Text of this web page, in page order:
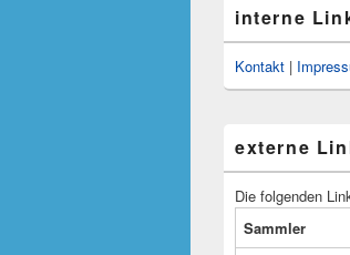
interne
Kontakt |
externe
Die folgenden
Sammler